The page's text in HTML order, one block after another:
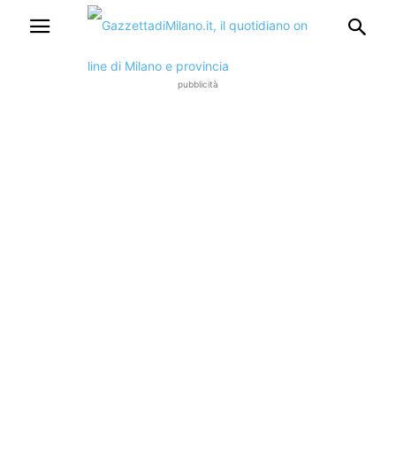
pubblicità